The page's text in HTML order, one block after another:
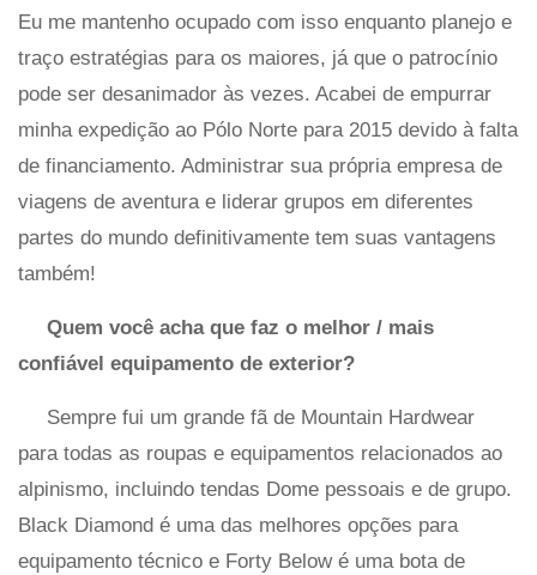
Eu me mantenho ocupado com isso enquanto planejo e
traço estratégias para os maiores, já que o patrocínio
pode ser desanimador às vezes. Acabei de empurrar
minha expedição ao Pólo Norte para 2015 devido à falta
de financiamento. Administrar sua própria empresa de
viagens de aventura e liderar grupos em diferentes
partes do mundo definitivamente tem suas vantagens
também!
Quem você acha que faz o melhor / mais
confiável equipamento de exterior?
Sempre fui um grande fã de Mountain Hardwear
para todas as roupas e equipamentos relacionados ao
alpinismo, incluindo tendas Dome pessoais e de grupo.
Black Diamond é uma das melhores opções para
equipamento técnico e Forty Below é uma bota de